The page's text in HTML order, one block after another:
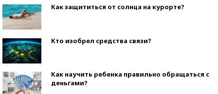
Как защититься от солнца на курорте?
Кто изобрел средства связи?
Как научить ребенка правильно обращаться с
деньгами?